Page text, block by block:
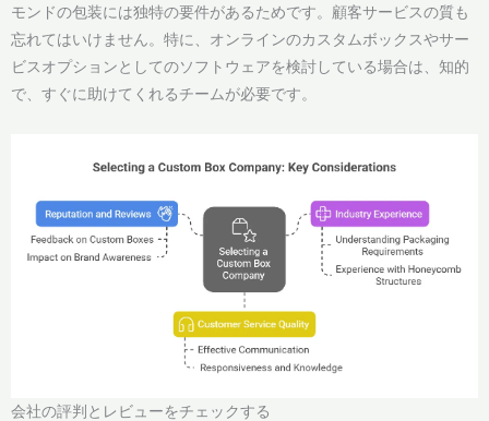
モンドの包装には独特の要件があるためです。顧客サービスの質も
忘れてはいけません。特に、オンラインのカスタムボックスやサー
ビスオプションとしてのソフトウェアを検討している場合は、知的
で、すぐに助けてくれるチームが必要です。
会社の評判とレビューをチェックする